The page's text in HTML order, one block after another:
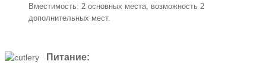
Вместимость: 2 основных места, возможность 2
дополнительных мест.
Питание: